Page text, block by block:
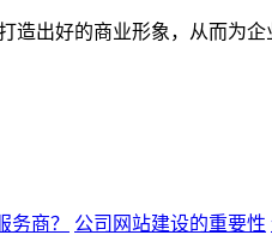
出好的商业形象，从而为企
商？ 公司网站建设的重要性